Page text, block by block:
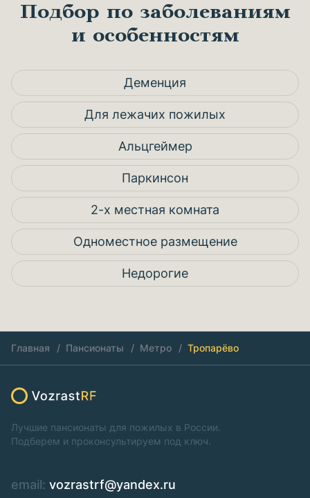
Подбор по заболеваниям
и особенностям
Деменция
Для лежачих пожилых
Альцгеймер
Паркинсон
2-х местная комната
Одноместное размещение
Недорогие
Главная Пансионаты Метро Тропарёво
Лучшие пансионаты для пожилых в России.
Подберем и проконсультируем под ключ.
email: vozrastrf@yandex.ru